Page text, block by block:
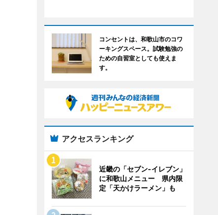
コンセントは、和歌山市のコワ
ーキングスペース。試験勉強の
ための自習室としても使えま
す。
アクセスランキング
近畿の「セブン-イレブン」
に和歌山メニュー 県内限
定「天かけラーメン」も